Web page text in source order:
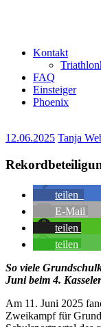
Kontakt
FAQ
Einsteiger
Phoenix
12.06.2025 Tanja
teilen
E-Mail
teilen
teilen
So viele
Juni beim 4.
Am 11. Juni 2025
Zweikampf für